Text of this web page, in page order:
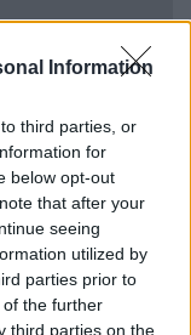
Information
third parties, or
for
below opt-out
that after your
seeing
utilized by
parties prior to
the further
third parties on the
Válasz erre